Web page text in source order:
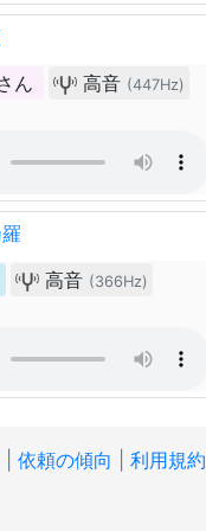
ん 高音 (447Hz)
高音 (366Hz)
依頼の傾向 利用規約